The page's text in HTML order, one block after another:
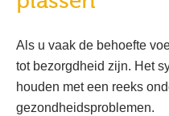
Als u vaak de behoefte
tot bezorgdheid zijn. Het
houden met een reeks
gezondheidsproblemen.